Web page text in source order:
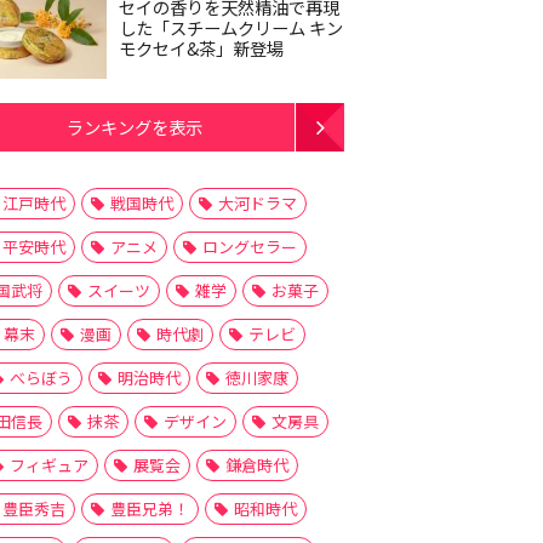
セイの香りを天然精油で再現
した「スチームクリーム キン
モクセイ&茶」新登場
ランキングを表示
江戸時代 戦国時代
大河ドラマ
平安時代
アニメ
ロングセラー
武将
スイーツ 雑学
お菓子
幕末
漫画 時代劇
テレビ
べらぼう
明治時代
徳川家康
信長
抹茶 デザイン
文房具
フィギュア
展覧会
鎌倉時代
豊臣秀吉
豊臣兄弟！
昭和時代